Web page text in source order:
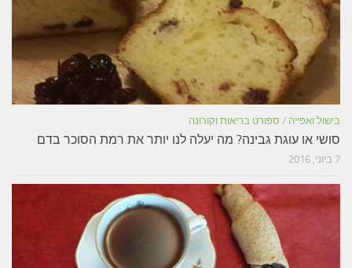
בישול ואפייה / ספורט בריאות וקורונה
סושי או עוגת גבינה? מה יעלה לנו יותר את רמת הסוכר בדם
7 ביוני, 2016